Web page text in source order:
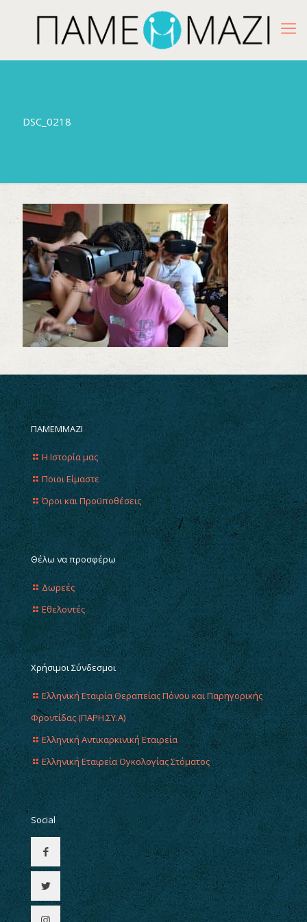
DSC_0218
ΠΑΜΕΜΜΑΖΙ
Η Ιστορία μας
Ποιοι Είμαστε
Όροι και Προϋποθέσεις
Θέλω να προσφέρω
Δωρεές
Εθελοντές
Χρήσιμοι Σύνδεσμοι
Ελληνική Εταιρία Θεραπείας Πόνου και Παρηγορικής
Φροντίδας (ΠΑΡΗ.ΣΥ.Α)
Ελληνική Αντικαρκινική Εταιρεία
Ελληνική Εταιρεία Ογκολογίας Στόματος
Social